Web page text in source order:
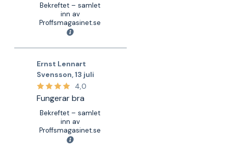
Bekreftet – samlet
inn av
Proffsmagasinet.se
Ernst Lennart
Svensson ,13 juli
4,0
Fungerar bra
Bekreftet – samlet
inn av
Proffsmagasinet.se